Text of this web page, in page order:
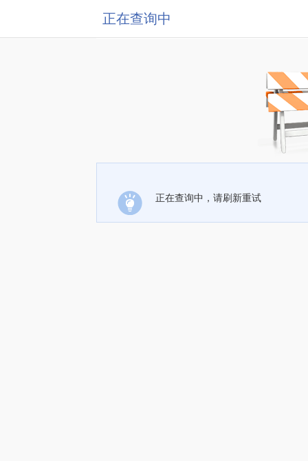
正在查询中
正在查询中，请刷新重试